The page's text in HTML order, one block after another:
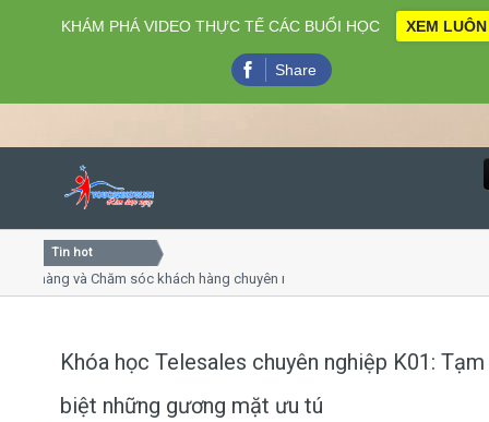
Close
Home
Tin hot
và Chăm sóc khách hàng chuyên nghiệp
Khóa học Telesales chuyên nghiệp K01: Tạm
biệt những gương mặt ưu tú
KHÁM PHÁ VIDEO THỰC TẾ CÁC BUỔI HỌC XEM LUÔN
Share